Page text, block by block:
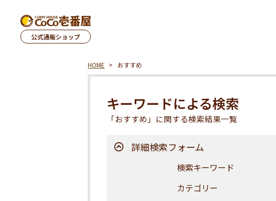
公式通販ショップ
HOME おすすめ
キーワードによる検索
「おすすめ」に関する検索結果一覧
詳細検索フォーム
検索キーワード
カテゴリー